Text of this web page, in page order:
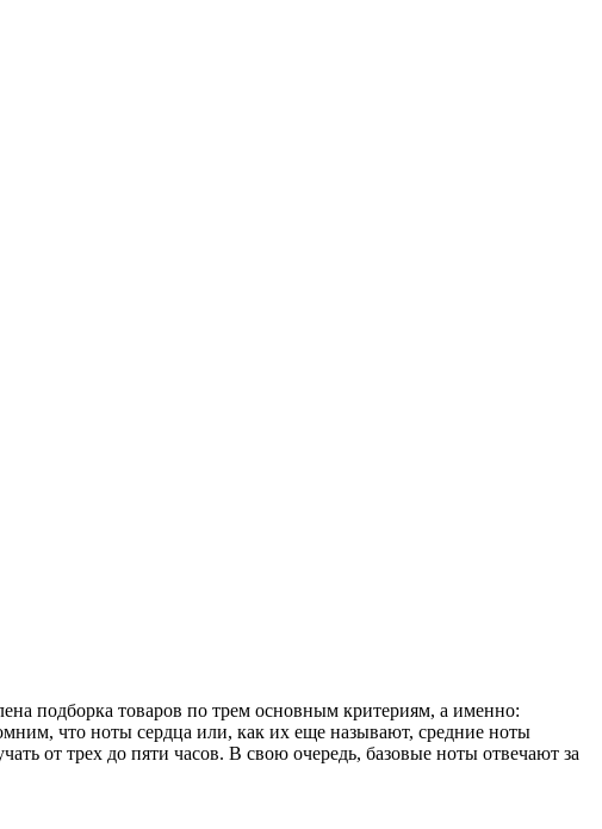
подборка товаров по трем основным критериям, а именно:
что ноты сердца или, как их еще называют, средние ноты
от трех до пяти часов. В свою очередь, базовые ноты отвечают за